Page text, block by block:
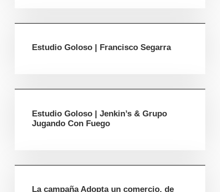
Estudio Goloso | Francisco Segarra
Estudio Goloso | Jenkin’s & Grupo
Jugando Con Fuego
La campaña Adopta un comercio, de